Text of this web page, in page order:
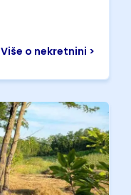
Više o nekretnini >